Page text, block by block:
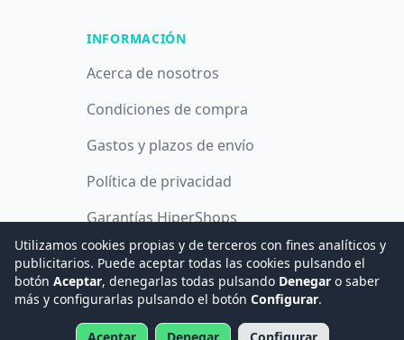
INFORMACIÓN
Acerca de nosotros
Condiciones de compra
Gastos y plazos de envío
Política de privacidad
Garantías HiperShops
Política de cookies
© 2008 -2026Hogar Digital e Inmótica Ingenieros, S.L.
Utilizamos cookies propias y de terceros con fines analíticos y
publicitarios. Puede aceptar todas las cookies pulsando el
botón Aceptar, denegarlas todas pulsando Denegar o saber
más y configurarlas pulsando el botón Configurar.